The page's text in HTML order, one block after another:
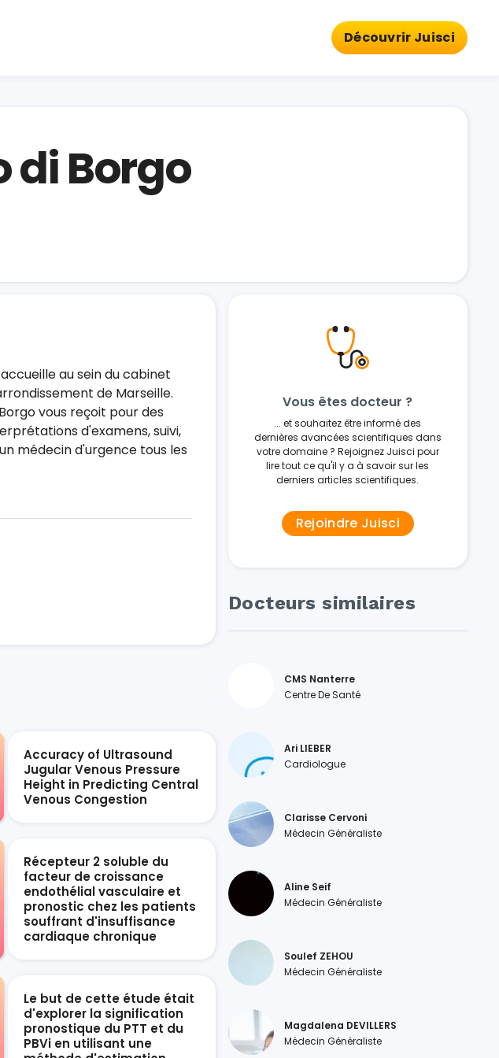
Découvrir Juisci
di Borgo
au sein du cabinet
de Marseille.
vous reçoit pour des
d'examens, suivi,
médecin d'urgence tous les
Accuracy of Ultrasound
Jugular Venous Pressure
Height in Predicting Central
Venous Congestion
Récepteur 2 soluble du
facteur de croissance
endothélial vasculaire et
pronostic chez les patients
souffrant d'insuffisance
cardiaque chronique
Le but de cette étude était
d'explorer la signification
pronostique du PTT et du
PBVi en utilisant une
Vous êtes docteur ?
... et souhaitez être informé des
dernières avancées scientifiques dans
votre domaine ? Rejoignez Juisci pour
lire tout ce qu'il y a à savoir sur les
derniers articles scientifiques.
Rejoindre Juisci
Docteurs similaires
CMS Nanterre
Centre De Santé
Ari LIEBER
Cardiologue
Clarisse Cervoni
Médecin Généraliste
Aline Seif
Médecin Généraliste
Soulef ZEHOU
Médecin Généraliste
Magdalena DEVILLERS
Médecin Généraliste